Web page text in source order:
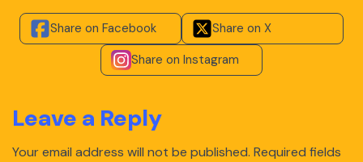
Share on Facebook
Share on X
Share on Instagram
Leave a Reply
Your email address will not be published. Required fields